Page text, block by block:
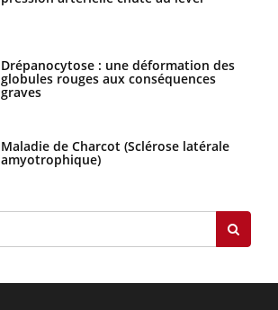
Drépanocytose : une déformation des
globules rouges aux conséquences
graves
Maladie de Charcot (Sclérose latérale
amyotrophique)